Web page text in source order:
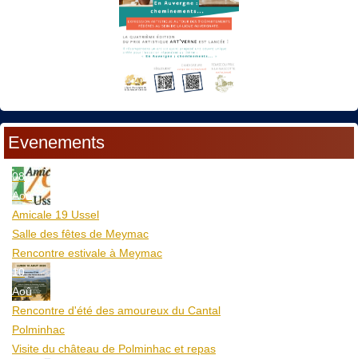
Evenements
08
Aoû
Amicale 19 Ussel
Salle des fêtes de Meymac
Rencontre estivale à Meymac
10
Aoû
Rencontre d'été des amoureux du Cantal
Polminhac
Visite du château de Polminhac et repas